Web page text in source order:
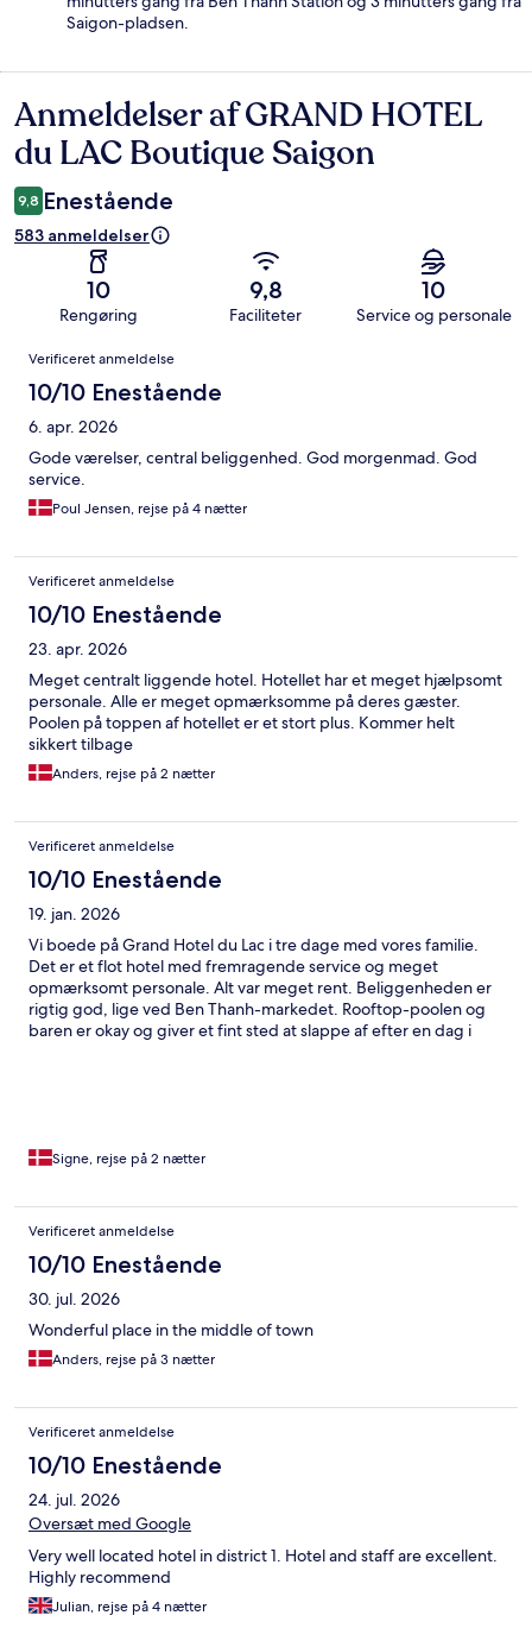
Saigon-pladsen.
Anmeldelser
Anmeldelser af GRAND HOTEL
du LAC Boutique Saigon
9,8 Enestående
583 anmeldelser
10
Rengøring
9,8
Faciliteter
10
Service og personale
Anmeldelser
Verificeret anmeldelse
10/10 Enestående
6. apr. 2026
Gode værelser, central beliggenhed. God morgenmad. God
service.
Poul Jensen, rejse på 4 nætter
Verificeret anmeldelse
10/10 Enestående
23. apr. 2026
Meget centralt liggende hotel. Hotellet har et meget hjælpsomt
personale. Alle er meget opmærksomme på deres gæster.
Poolen på toppen af hotellet er et stort plus. Kommer helt
sikkert tilbage
Anders, rejse på 2 nætter
Verificeret anmeldelse
10/10 Enestående
19. jan. 2026
Vi boede på Grand Hotel du Lac i tre dage med vores familie.
Det er et flot hotel med fremragende service og meget
opmærksomt personale. Alt var meget rent. Beliggenheden er
rigtig god, lige ved Ben Thanh-markedet. Rooftop-poolen og
baren er okay og giver et fint sted at slappe af efter en dag i
Signe, rejse på 2 nætter
Verificeret anmeldelse
10/10 Enestående
30. jul. 2026
Wonderful place in the middle of town
Anders, rejse på 3 nætter
Verificeret anmeldelse
10/10 Enestående
24. jul. 2026
Oversæt med Google
Very well located hotel in district 1. Hotel and staff are excellent.
Highly recommend
Julian, rejse på 4 nætter